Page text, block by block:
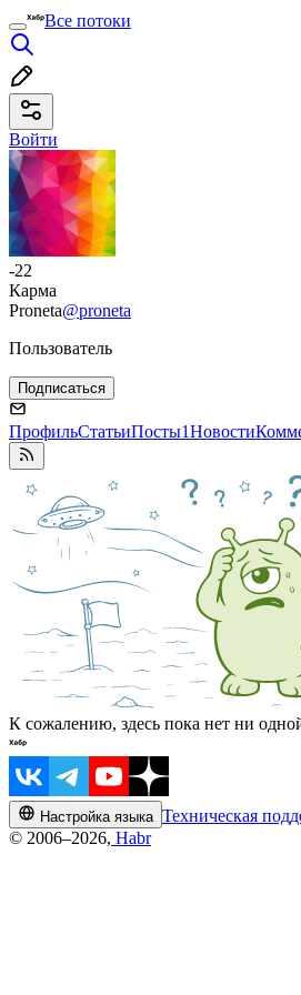
Все потоки
Войти
-22
Карма
Proneta@proneta
Пользователь
Подписаться
ПрофильСтатьиПосты1Новости
К сожалению, здесь пока нет ни
Настройка языка Техническая
© 2006–2026, Habr